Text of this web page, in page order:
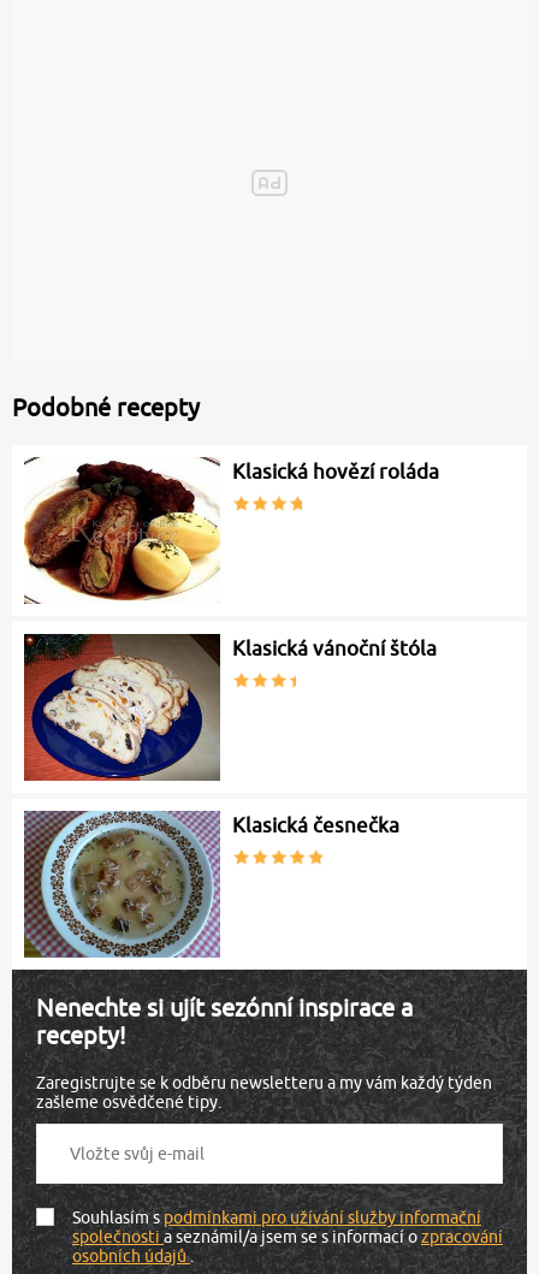
Podobné recepty
Klasická hovězí roláda
Klasická vánoční štóla
Klasická česnečka
Nenechte si ujít sezónní inspirace a
recepty!
Zaregistrujte se k odběru newsletteru a my vám každý týden
zašleme osvědčené tipy.
Souhlasím spodmínkami pro užívání služby informační
společnostia seznámil/a jsem se s informací ozpracování
osobních údajů.